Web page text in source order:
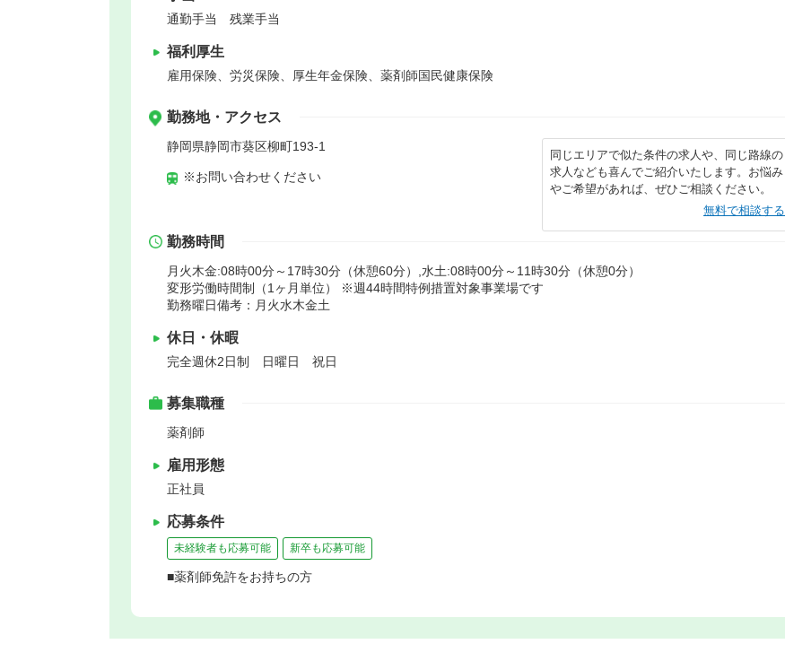
通勤手当 残業手当
福利厚生
雇用保険、労災保険、厚生年金保険、薬剤師国民健康保険
勤務地・アクセス
静岡県静岡市葵区柳町193-1
※お問い合わせください
同じエリアで似た条件の求人や、同じ路線の
求人なども喜んでご紹介いたします。お悩み
やご希望があれば、ぜひご相談ください。
無料で相談する
勤務時間
月火木金:08時00分～17時30分（休憩60分）,水土:08時00分～11時30分（休憩0分）
変形労働時間制（1ヶ月単位） ※週44時間特例措置対象事業場です
勤務曜日備考：月火水木金土
休日・休暇
完全週休2日制 日曜日 祝日
募集職種
薬剤師
雇用形態
正社員
応募条件
未経験者も応募可能 新卒も応募可能
■薬剤師免許をお持ちの方